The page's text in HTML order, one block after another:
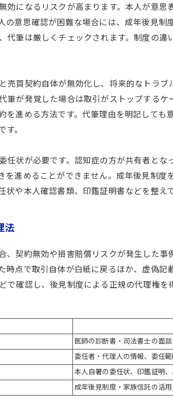
になるリスクが高まります。本人が意
意思確認が困難な場合には、成年後見
筆は厳しくチェックされます。制度の
買契約自体が無効化し、将来的なトラ
が発覚した場合は取引がストップする
進める方法です。代筆理由を明記して
。
状が必要です。認知症の方が共有者と
進めることができません。成年後見制
や本人確認書類、印鑑証明書などを整え
法
契約無効や損害賠償リスクが発生した
点で取引自体が白紙に戻るほか、虚偽記
確認し、後見制度による正規の代理権
医師の診断書・司法書士の面
委任者・代理人の情報、委任
本人自署の委任状、印鑑証明
成年後見制度・家族信託の活用